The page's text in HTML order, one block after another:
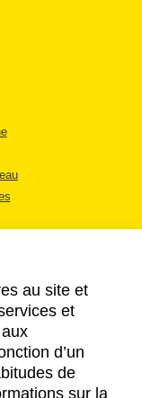
au site et
et
d’un
de
sur la